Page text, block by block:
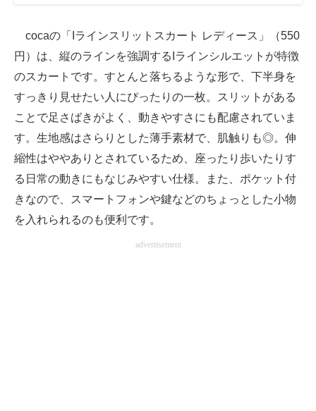
cocaの「Iラインスリットスカート レディース」（550
円）は、縦のラインを強調するIラインシルエットが特徴
のスカートです。すとんと落ちるような形で、下半身を
すっきり見せたい人にぴったりの一枚。スリットがある
ことで足さばきがよく、動きやすさにも配慮されていま
す。生地感はさらりとした薄手素材で、肌触りも◎。伸
縮性はややありとされているため、座ったり歩いたりす
る日常の動きにもなじみやすい仕様。また、ポケット付
きなので、スマートフォンや鍵などのちょっとした小物
を入れられるのも便利です。
advertisement